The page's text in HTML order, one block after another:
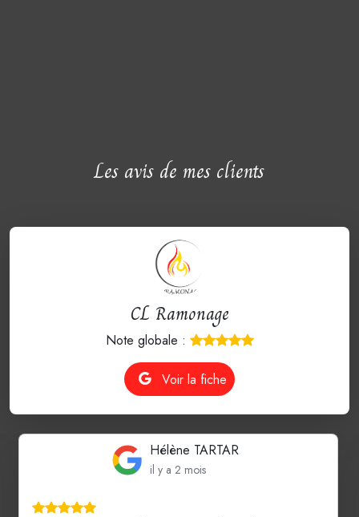
Les avis de mes clients
CL Ramonage
Note globale :
Voir la fiche
Hélène TARTAR
il y a 2 mois